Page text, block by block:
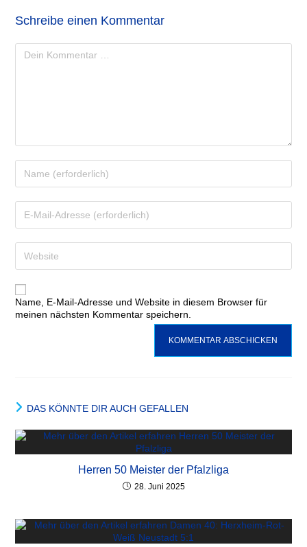
Schreibe einen Kommentar
Name, E-Mail-Adresse und Website in diesem Browser für
meinen nächsten Kommentar speichern.
DAS KÖNNTE DIR AUCH GEFALLEN
Herren 50 Meister der Pfalzliga
28. Juni 2025